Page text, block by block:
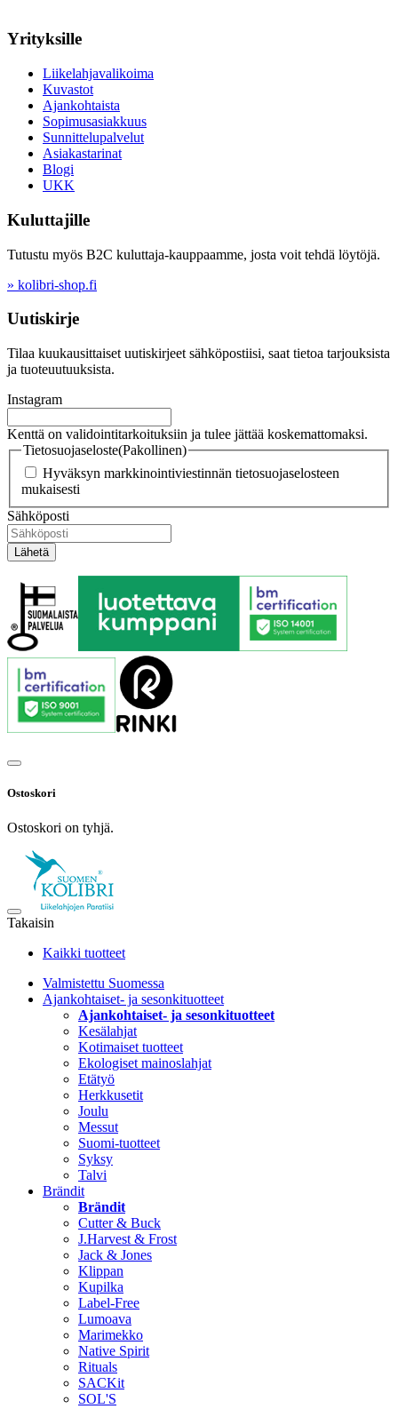
Yrityksille
Liikelahjavalikoima
Kuvastot
Ajankohtaista
Sopimusasiakkuus
Sunnittelupalvelut
Asiakastarinat
Blogi
UKK
Kuluttajille
Tutustu myös B2C kuluttaja-kauppaamme, josta voit tehdä löytöjä.
» kolibri-shop.fi
Uutiskirje
Tilaa kuukausittaiset uutiskirjeet sähköpostiisi, saat tietoa tarjouksista
ja tuoteuutuuksista.
Instagram
Kenttä on validointitarkoituksiin ja tulee jättää koskemattomaksi.
Tietosuojaseloste(Pakollinen)
Hyväksyn markkinointiviestinnän tietosuojaselosteen
mukaisesti
Sähköposti
Ostoskori
Ostoskori on tyhjä.
Takaisin
Kaikki tuotteet
Valmistettu Suomessa
Ajankohtaiset- ja sesonkituotteet
Ajankohtaiset- ja sesonkituotteet
Kesälahjat
Kotimaiset tuotteet
Ekologiset mainoslahjat
Etätyö
Herkkusetit
Joulu
Messut
Suomi-tuotteet
Syksy
Talvi
Brändit
Brändit
Cutter & Buck
J.Harvest & Frost
Jack & Jones
Klippan
Kupilka
Label-Free
Lumoava
Marimekko
Native Spirit
Rituals
SACKit
SOL'S